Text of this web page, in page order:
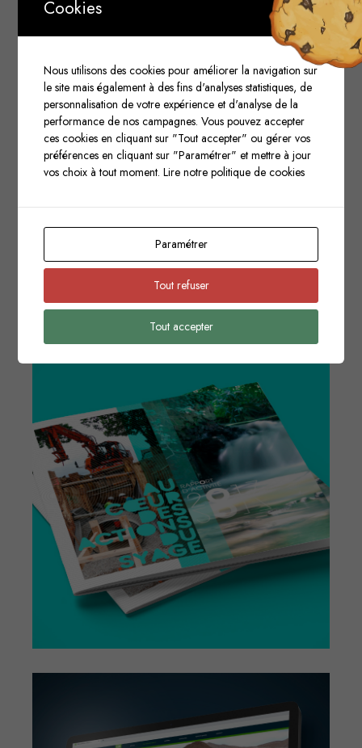
STUDIO. ENCO
Cookies
Nous utilisons des cookies pour améliorer la navigation sur
le site mais également à des fins d'analyses statistiques, de
personnalisation de votre expérience et d'analyse de la
performance de nos campagnes. Vous pouvez accepter
ces cookies en cliquant sur "Tout accepter" ou gérer vos
préférences en cliquant sur "Paramétrer" et mettre à jour
vos choix à tout moment.Lire notre politique de cookies
Paramétrer
Tout refuser
Tout accepter